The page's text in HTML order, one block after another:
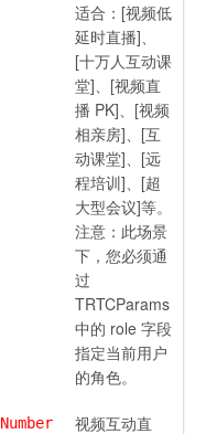
适合：[视频低
延时直播]、
[十万人互动课
堂]、[视频直
播 PK]、[视频
相亲房]、[互
动课堂]、[远
程培训]、[超
大型会议]等。
注意：此场景
下，您必须通
过
TRTCParams
中的 role 字段
指定当前用户
的角色。
Number 视频互动直